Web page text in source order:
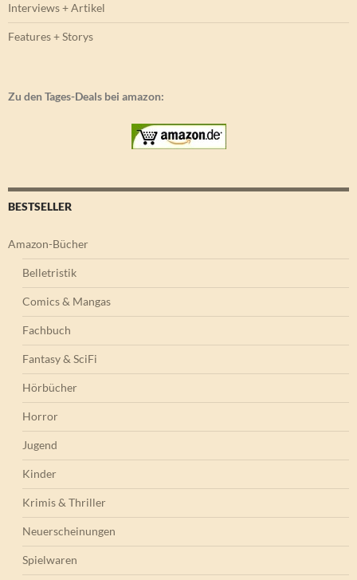
Interviews + Artikel
Features + Storys
Zu den Tages-Deals bei amazon:
BESTSELLER
Amazon-Bücher
Belletristik
Comics & Mangas
Fachbuch
Fantasy & SciFi
Hörbücher
Horror
Jugend
Kinder
Krimis & Thriller
Neuerscheinungen
Spielwaren